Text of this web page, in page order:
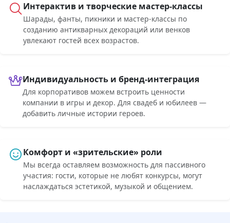
Интерактив и творческие мастер-классы
Шарады, фанты, пикники и мастер-классы по
созданию антикварных декораций или венков
увлекают гостей всех возрастов.
Индивидуальность и бренд-интеграция
Для корпоративов можем встроить ценности
компании в игры и декор. Для свадеб и юбилеев —
добавить личные истории героев.
Комфорт и «зрительские» роли
Мы всегда оставляем возможность для пассивного
участия: гости, которые не любят конкурсы, могут
наслаждаться эстетикой, музыкой и общением.